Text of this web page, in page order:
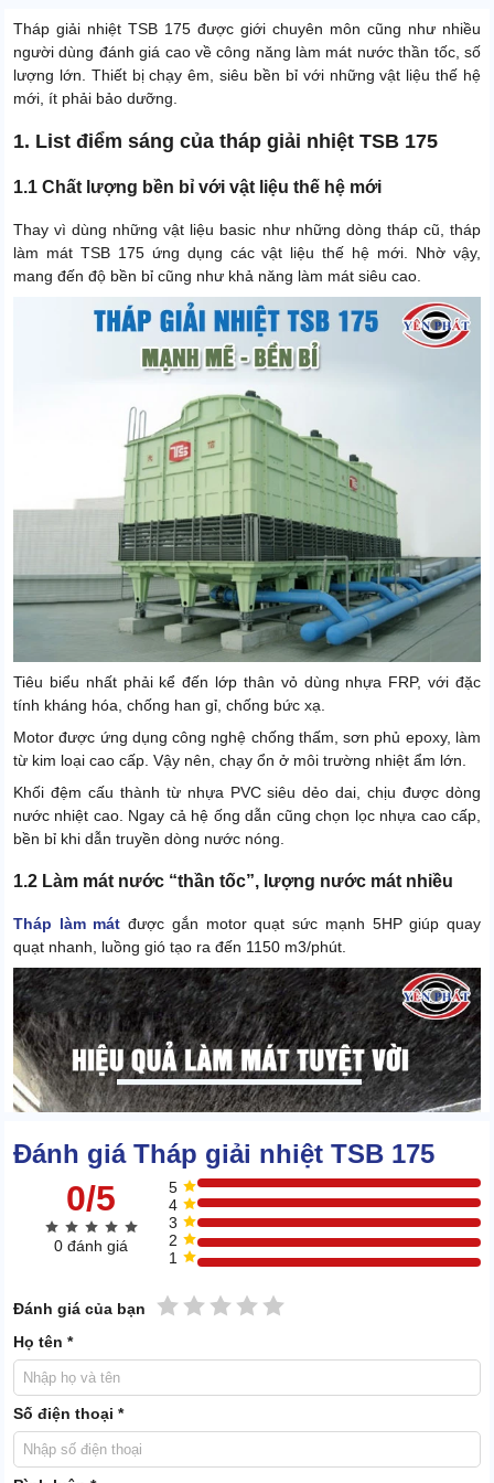
Tháp giải nhiệt TSB 175 được giới chuyên môn cũng như nhiều
người dùng đánh giá cao về công năng làm mát nước thần tốc, số
lượng lớn. Thiết bị chạy êm, siêu bền bỉ với những vật liệu thế hệ
mới, ít phải bảo dưỡng.
1. List điểm sáng của tháp giải nhiệt TSB 175
1.1 Chất lượng bền bỉ với vật liệu thế hệ mới
Thay vì dùng những vật liệu basic như những dòng tháp cũ, tháp
làm mát TSB 175 ứng dụng các vật liệu thế hệ mới. Nhờ vậy,
mang đến độ bền bỉ cũng như khả năng làm mát siêu cao.
Tiêu biểu nhất phải kể đến lớp thân vỏ dùng nhựa FRP, với đặc
tính kháng hóa, chống han gỉ, chống bức xạ.
Motor được ứng dụng công nghệ chống thấm, sơn phủ epoxy, làm
từ kim loại cao cấp. Vậy nên, chạy ổn ở môi trường nhiệt ẩm lớn.
Khối đệm cấu thành từ nhựa PVC siêu dẻo dai, chịu được dòng
nước nhiệt cao. Ngay cả hệ ống dẫn cũng chọn lọc nhựa cao cấp,
bền bỉ khi dẫn truyền dòng nước nóng.
1.2 Làm mát nước “thần tốc”, lượng nước mát nhiều
Tháp làm mát được gắn motor quạt sức mạnh 5HP giúp quay
quạt nhanh, luồng gió tạo ra đến 1150 m3/phút.
Ống nước size to, dẫn được dòng chảy 2275 L/phút. Vì thế, hiệu
năng làm mát nước lên tới 682500 Kcal/Hr, nước nóng được làm
mát siêu nhanh.
1.3 Kết cấu riêng lẻ, dễ lắp đặt
Đánh giá Tháp giải nhiệt TSB 175
0/5
0 đánh giá
5
4
3
2
1
Đánh giá của bạn 5 sao
4 sao
3 sao
2 sao
1 sao
Họ tên *
Số điện thoại *